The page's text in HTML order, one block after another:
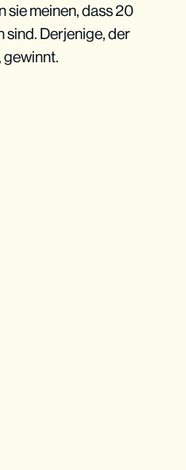
sie meinen, dass 20
sind. Derjenige, der
gewinnt.